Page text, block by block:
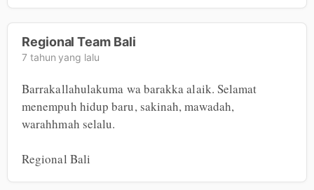
Regional Team Bali
7 tahun yang lalu
Barrakallahulakuma wa barakka alaik. Selamat
menempuh hidup baru, sakinah, mawadah,
warahhmah selalu.
Regional Bali